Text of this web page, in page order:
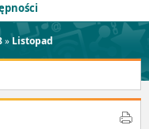
»Listopad